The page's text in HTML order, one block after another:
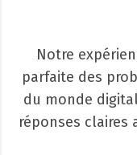
Notre
parfaite des
du monde
réponses claires